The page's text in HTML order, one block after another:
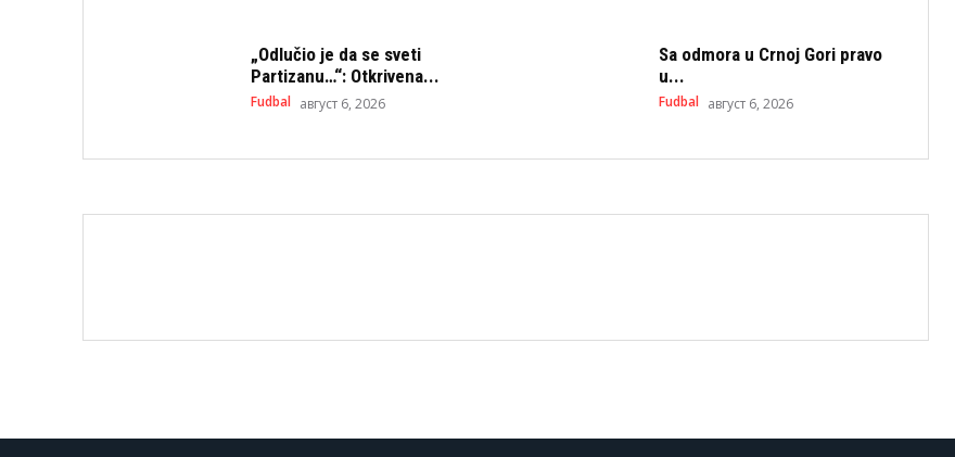
„Odlučio je da se sveti
Partizanu…“: Otkrivena...
Fudbal август 6, 2026
Sa odmora u Crnoj Gori pravo
u...
Fudbal август 6, 2026